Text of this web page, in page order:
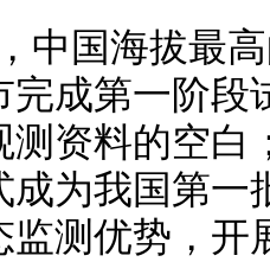
中国海拔最
完成第一阶段
测资料的空白
成为我国第
监测优势，开